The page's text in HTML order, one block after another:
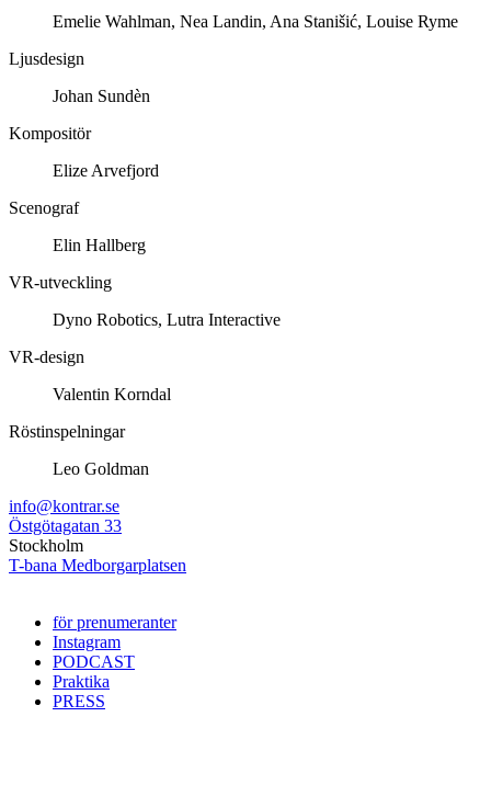
Emelie Wahlman, Nea Landin, Ana Stanišić, Louise Ryme
Ljusdesign
Johan Sundèn
Kompositör
Elize Arvefjord
Scenograf
Elin Hallberg
VR-utveckling
Dyno Robotics, Lutra Interactive
VR-design
Valentin Korndal
Röstinspelningar
Leo Goldman
info@kontrar.se
Östgötagatan 33
Stockholm
T-bana Medborgarplatsen
för prenumeranter
Instagram
PODCAST
Praktika
PRESS